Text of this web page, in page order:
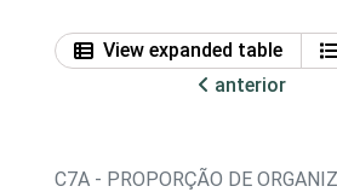
View expanded table
anterior
C7A - PROPORÇÃO DE